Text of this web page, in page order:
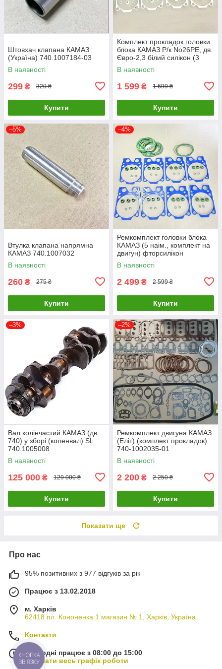
Штовхач клапана КАМАЗ
(Україна) 740.1007184-03
В наявності
299 ₴ 320 ₴
Купити
Комплект прокладок головки
блока КАМАЗ Р/к No26РЕ, дв.
Євро-2,3 білий силікон (3
найм 48 шт) 740.1003040-
26РЕ
В наявності
1 599 ₴ 1 699 ₴
Купити
–5%
Втулка клапана напрямна
КАМАЗ 740.1007032
В наявності
260 ₴ 275 ₴
Купити
–4%
Ремкомплект головки блока
КАМАЗ (5 наім., комплект на
двигун) фторсилікон
(TEMPEST) 7405.1002008-
05SF
В наявності
2 499 ₴ 2 599 ₴
Купити
–3%
Вал колінчастий КАМАЗ (дв.
740) у зборі (коленвал) SL
740.1005008
В наявності
125 000 ₴ 129 000 ₴
Купити
–2%
Ремкомплект двигуна КАМАЗ
(Еліт) (комплект прокладок)
740-1002035-01
В наявності
2 200 ₴ 2 250 ₴
Купити
Показати ще
Про нас
95% позитивних з 977 відгуків за рік
Працює з 13.02.2018
м. Харків
62418 пл. Кононенка 1 магазин № 1, Харків, Україна
Контакти
Сьогодні працює з 08:00 до 15:00
Показати весь графік роботи
КНОПКА
ЗВ'ЯЗКУ